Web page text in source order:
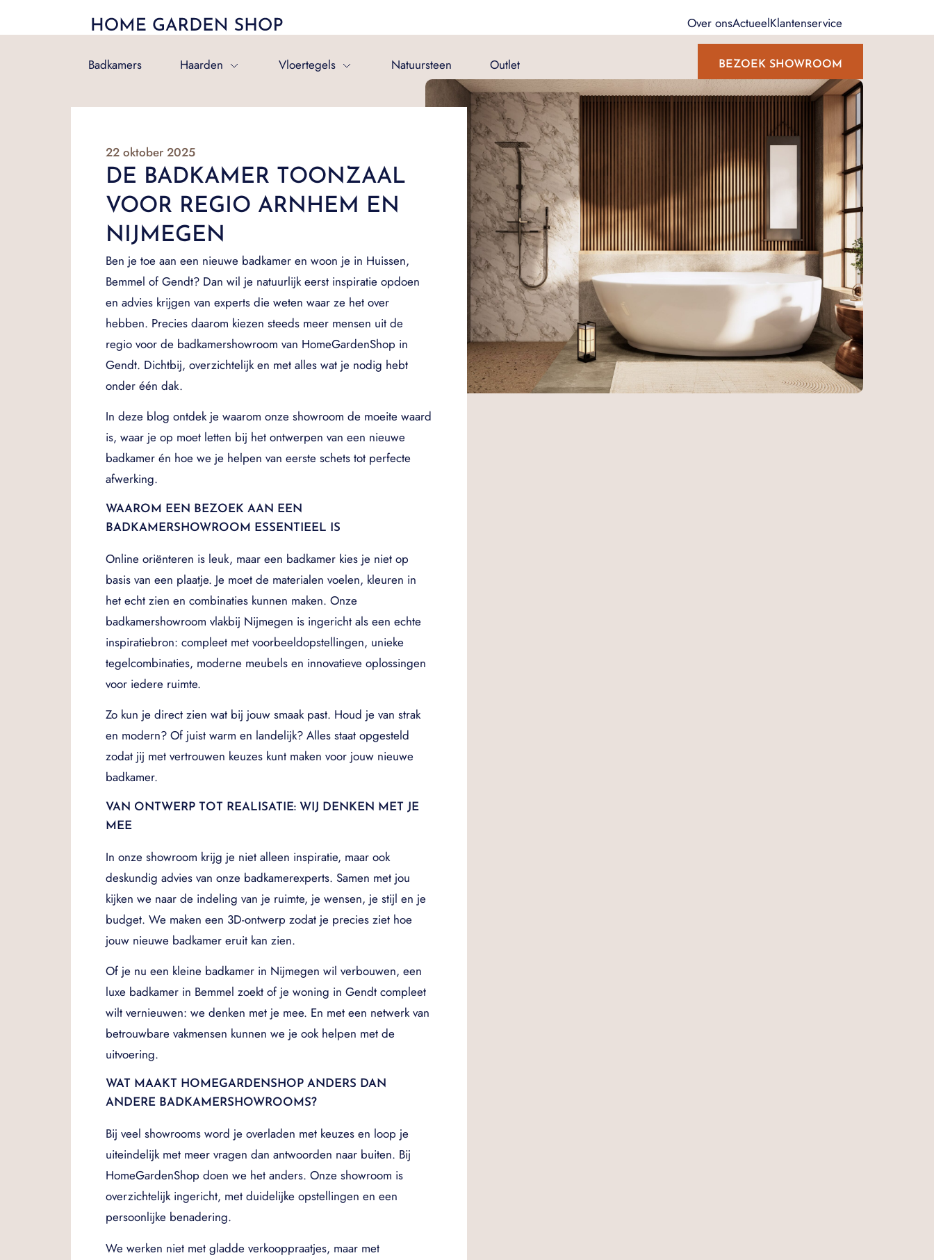
Over onsActueelKlantenservice
Badkamers Haarden Vloertegels Natuursteen Outlet BEZOEK SHOWROOM
22 oktober 2025
DE BADKAMER TOONZAAL
VOOR REGIO ARNHEM EN
NIJMEGEN
Ben je toe aan een nieuwe badkamer en woon je in Huissen,
Bemmel of Gendt? Dan wil je natuurlijk eerst inspiratie opdoen
en advies krijgen van experts die weten waar ze het over
hebben. Precies daarom kiezen steeds meer mensen uit de
regio voor de badkamershowroom van HomeGardenShop in
Gendt. Dichtbij, overzichtelijk en met alles wat je nodig hebt
onder één dak.
In deze blog ontdek je waarom onze showroom de moeite waard
is, waar je op moet letten bij het ontwerpen van een nieuwe
badkamer én hoe we je helpen van eerste schets tot perfecte
afwerking.
WAAROM EEN BEZOEK AAN EEN
BADKAMERSHOWROOM ESSENTIEEL IS
Online oriënteren is leuk, maar een badkamer kies je niet op
basis van een plaatje. Je moet de materialen voelen, kleuren in
het echt zien en combinaties kunnen maken. Onze
badkamershowroom vlakbij Nijmegen is ingericht als een echte
inspiratiebron: compleet met voorbeeldopstellingen, unieke
tegelcombinaties, moderne meubels en innovatieve oplossingen
voor iedere ruimte.
Zo kun je direct zien wat bij jouw smaak past. Houd je van strak
en modern? Of juist warm en landelijk? Alles staat opgesteld
zodat jij met vertrouwen keuzes kunt maken voor jouw nieuwe
badkamer.
VAN ONTWERP TOT REALISATIE: WIJ DENKEN MET JE
MEE
In onze showroom krijg je niet alleen inspiratie, maar ook
deskundig advies van onze badkamerexperts. Samen met jou
kijken we naar de indeling van je ruimte, je wensen, je stijl en je
budget. We maken een 3D-ontwerp zodat je precies ziet hoe
jouw nieuwe badkamer eruit kan zien.
Of je nu een kleine badkamer in Nijmegen wil verbouwen, een
luxe badkamer in Bemmel zoekt of je woning in Gendt compleet
wilt vernieuwen: we denken met je mee. En met een netwerk van
betrouwbare vakmensen kunnen we je ook helpen met de
uitvoering.
WAT MAAKT HOMEGARDENSHOP ANDERS DAN
ANDERE BADKAMERSHOWROOMS?
Bij veel showrooms word je overladen met keuzes en loop je
uiteindelijk met meer vragen dan antwoorden naar buiten. Bij
HomeGardenShop doen we het anders. Onze showroom is
overzichtelijk ingericht, met duidelijke opstellingen en een
persoonlijke benadering.
We werken niet met gladde verkooppraatjes, maar met